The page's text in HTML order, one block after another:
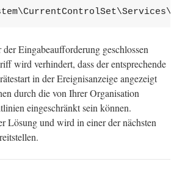
Eingabeaufforderung geschlossen
wird verhindert, dass der entsprechende
in der Ereignisanzeige angezeigt
durch die von Ihrer Organisation
eingeschränkt sein können.
Lösung und wird in einer der nächsten